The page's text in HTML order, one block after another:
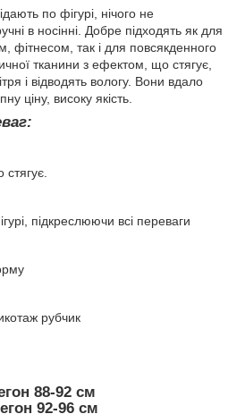
по фігурі, нічого не
в носінні. Добре підходять як для
фітнесом, так і для повсякденного
тканини з ефектом, що стягує,
і відводять вологу. Вони вдало
ціну, високу якість.
підкреслюючи всі переваги
рубчик
88-92 см
92-96 см